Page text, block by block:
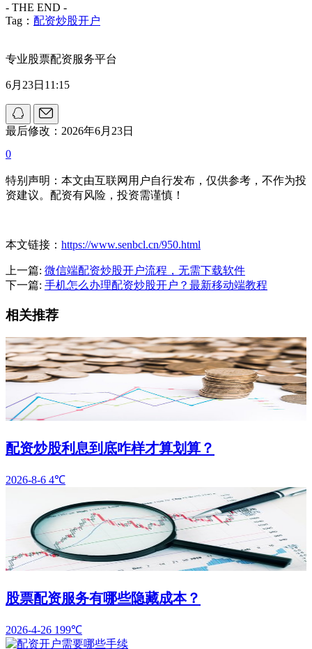
- THE END -
Tag： 配资炒股开户
专业股票配资服务平台
6月23日11:15
最后修改：2026年6月23日
0
特别声明：本文由互联网用户自行发布，仅供参考，不作为投
资建议。配资有风险，投资需谨慎！
本文链接： https://www.senbcl.cn/950.html
上一篇: 微信端配资炒股开户流程，无需下载软件
下一篇: 手机怎么办理配资炒股开户？最新移动端教程
相关推荐
配资炒股利息到底咋样才算划算？
2026-8-6 4℃
股票配资服务有哪些隐藏成本？
2026-4-26 199℃